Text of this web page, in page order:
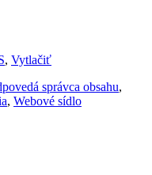
, Vytlačiť
správca obsahu,
, Webové sídlo